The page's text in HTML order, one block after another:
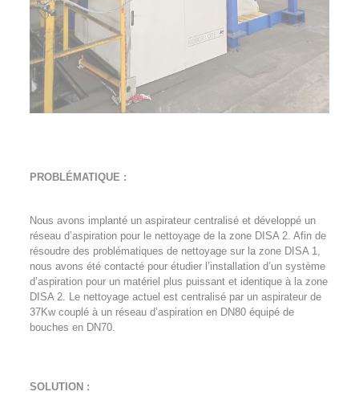
PROBLÉMATIQUE :
Nous avons implanté un aspirateur centralisé et développé un
réseau d’aspiration pour le nettoyage de la zone DISA 2. Afin de
résoudre des problématiques de nettoyage sur la zone DISA 1,
nous avons été contacté pour étudier l’installation d’un système
d’aspiration pour un matériel plus puissant et identique à la zone
DISA 2. Le nettoyage actuel est centralisé par un aspirateur de
37Kw couplé à un réseau d’aspiration en DN80 équipé de
bouches en DN70.
SOLUTION :